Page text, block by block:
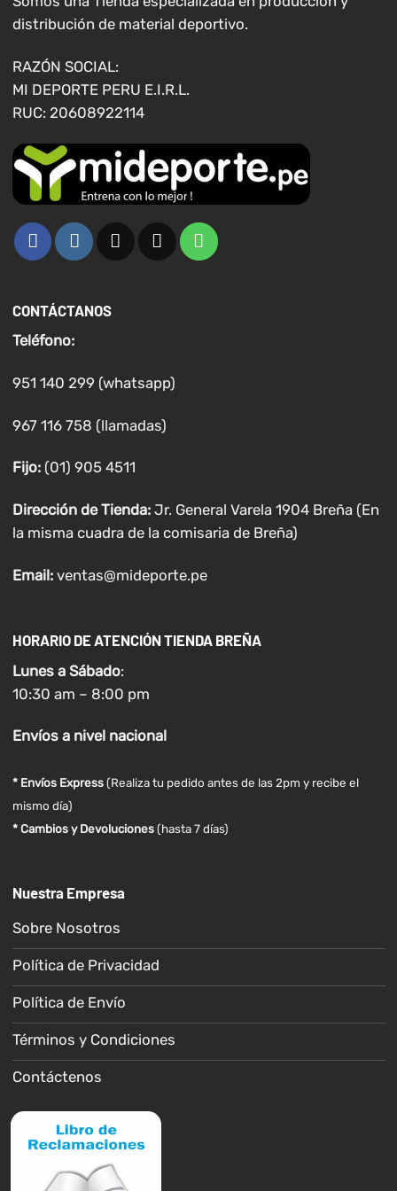
elegir
la
página
de
distribución de material deportivo.
RAZÓN SOCIAL:
MI DEPORTE PERU E.I.R.L.
RUC: 20608922114
CONTÁCTANOS
Teléfono:
951 140 299 (whatsapp)
967 116 758 (llamadas)
Fijo:(01) 905 4511
Dirección de Tienda: Jr. General Varela 1904 Breña (En
la misma cuadra de la comisaria de Breña)
Email: ventas@mideporte.pe
HORARIO DE ATENCIÓN TIENDA BREÑA
Lunes a Sábado:
10:30 am – 8:00 pm
Envíosa nivel nacional
* Envíos Express(Realiza tu pedido antes de las 2pm y recibe el
mismo día)
* Cambios y Devoluciones (hasta 7 días)
Nuestra Empresa
Sobre Nosotros
Política de Privacidad
Política de Envío
Términos y Condiciones
Contáctenos